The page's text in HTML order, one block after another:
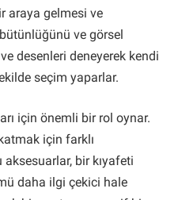
araya gelmesi ve
ve görsel
desenleri deneyerek kendi
seçim yaparlar.
için önemli bir rol oynar.
için farklı
aksesuarlar, bir kıyafeti
daha ilgi çekici hale